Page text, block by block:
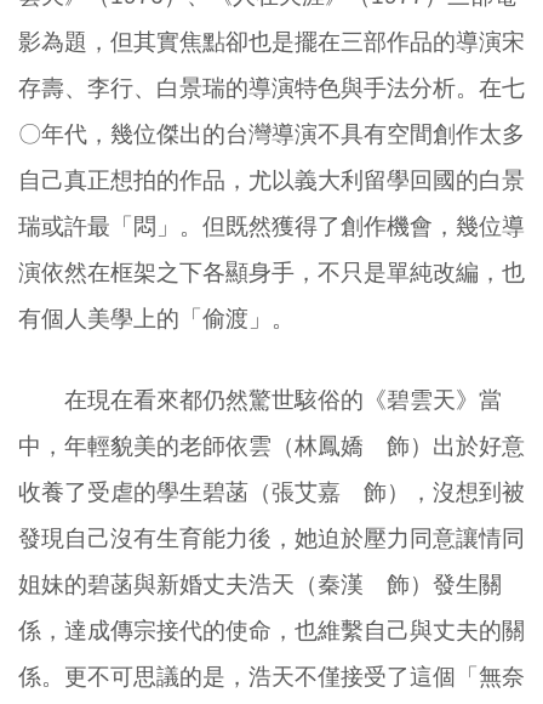
影為題，但其實焦點卻也是擺在三部作品的導演宋
存壽、李行、白景瑞的導演特色與手法分析。在七
〇年代，幾位傑出的台灣導演不具有空間創作太多
自己真正想拍的作品，尤以義大利留學回國的白景
瑞或許最「悶」。但既然獲得了創作機會，幾位導
演依然在框架之下各顯身手，不只是單純改編，也
有個人美學上的「偷渡」。
在現在看來都仍然驚世駭俗的《碧雲天》當
中，年輕貌美的老師依雲（林鳳嬌 飾）出於好意
收養了受虐的學生碧菡（張艾嘉 飾），沒想到被
發現自己沒有生育能力後，她迫於壓力同意讓情同
姐妹的碧菡與新婚丈夫浩天（秦漢 飾）發生關
係，達成傳宗接代的使命，也維繫自己與丈夫的關
係。更不可思議的是，浩天不僅接受了這個「無奈